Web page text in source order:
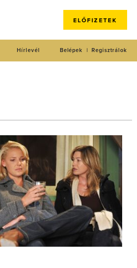
ELŐFIZETEK
Regisztrálok
Belépek
Hírlevél